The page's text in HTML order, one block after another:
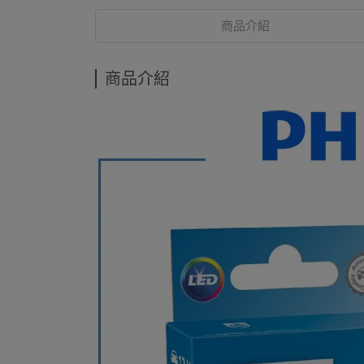
商品介紹
商品介紹